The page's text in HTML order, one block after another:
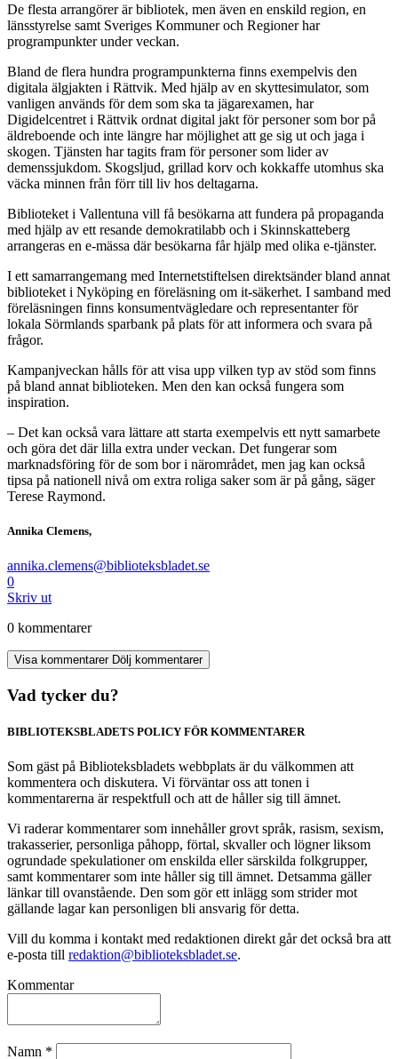
De flesta arrangörer är bibliotek, men även en enskild region, en
länsstyrelse samt Sveriges Kommuner och Regioner har
programpunkter under veckan.
Bland de flera hundra programpunkterna finns exempelvis den
digitala älgjakten i Rättvik. Med hjälp av en skyttesimulator, som
vanligen används för dem som ska ta jägarexamen, har
Digidelcentret i Rättvik ordnat digital jakt för personer som bor på
äldreboende och inte längre har möjlighet att ge sig ut och jaga i
skogen. Tjänsten har tagits fram för personer som lider av
demenssjukdom. Skogsljud, grillad korv och kokkaffe utomhus ska
väcka minnen från förr till liv hos deltagarna.
Biblioteket i Vallentuna vill få besökarna att fundera på propaganda
med hjälp av ett resande demokratilabb och i Skinnskatteberg
arrangeras en e-mässa där besökarna får hjälp med olika e-tjänster.
I ett samarrangemang med Internetstiftelsen direktsänder bland annat
biblioteket i Nyköping en föreläsning om it-säkerhet. I samband med
föreläsningen finns konsumentvägledare och representanter för
lokala Sörmlands sparbank på plats för att informera och svara på
frågor.
Kampanjveckan hålls för att visa upp vilken typ av stöd som finns
på bland annat biblioteken. Men den kan också fungera som
inspiration.
– Det kan också vara lättare att starta exempelvis ett nytt samarbete
och göra det där lilla extra under veckan. Det fungerar som
marknadsföring för de som bor i närområdet, men jag kan också
tipsa på nationell nivå om extra roliga saker som är på gång, säger
Terese Raymond.
Annika Clemens,
annika.clemens@biblioteksbladet.se
0
Skriv ut
0 kommentarer
Visa kommentarer Dölj kommentarer
Vad tycker du?
BIBLIOTEKSBLADETS POLICY FÖR KOMMENTARER
Som gäst på Biblioteksbladets webbplats är du välkommen att
kommentera och diskutera. Vi förväntar oss att tonen i
kommentarerna är respektfull och att de håller sig till ämnet.
Vi raderar kommentarer som innehåller grovt språk, rasism, sexism,
trakasserier, personliga påhopp, förtal, skvaller och lögner liksom
ogrundade spekulationer om enskilda eller särskilda folkgrupper,
samt kommentarer som inte håller sig till ämnet. Detsamma gäller
länkar till ovanstående. Den som gör ett inlägg som strider mot
gällande lagar kan personligen bli ansvarig för detta.
Vill du komma i kontakt med redaktionen direkt går det också bra att
e-posta till redaktion@biblioteksbladet.se.
Kommentar
Namn *